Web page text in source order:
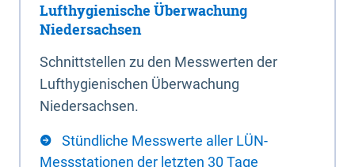
Lufthygienische Überwachung
Niedersachsen
Schnittstellen zu den Messwerten der
Lufthygienischen Überwachung
Niedersachsen.
Stündliche Messwerte aller LÜN-
Messstationen der letzten 30 Tage